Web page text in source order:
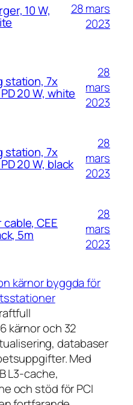
10 W,
28 mars
2023
station, 7x
20 W, white
28
mars
2023
station, 7x
20 W, black
28
mars
2023
cable, CEE
5m
28
mars
2023
kärnor byggda för
kärnor och 32
databaser
Med
L3-cache,
och stöd för PCI